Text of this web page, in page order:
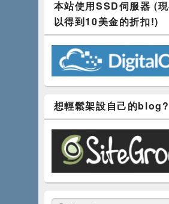
本站使用SSD伺服器 (
以得到10美金的折扣!)
想輕鬆架設自己的blog?